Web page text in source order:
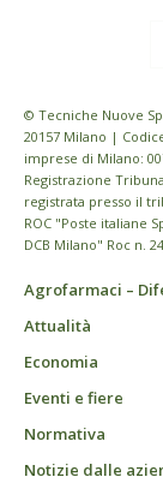
© Tecniche Nuove
20157 Milano |
imprese di Milano:
Registrazione
registrata presso il
ROC "Poste italiane
DCB Milano" Roc n.
Agrofarmaci –
Attualità
Economia
Eventi e fiere
Normativa
Notizie dalle